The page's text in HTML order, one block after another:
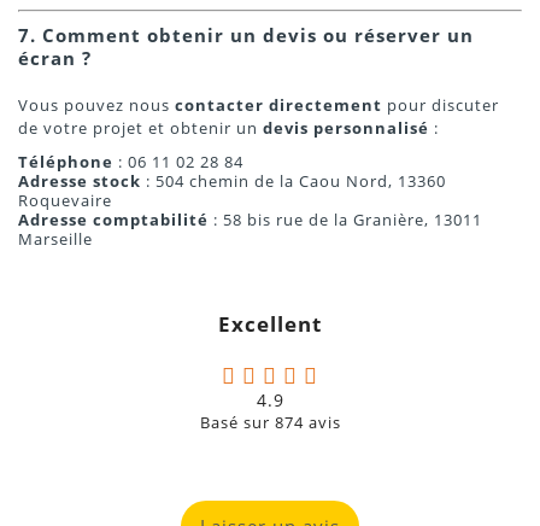
7. Comment obtenir un devis ou réserver un
écran ?
Vous pouvez nous contacter directement pour discuter
de votre projet et obtenir un devis personnalisé :
Téléphone : 06 11 02 28 84
Adresse stock : 504 chemin de la Caou Nord, 13360
Roquevaire
Adresse comptabilité : 58 bis rue de la Granière, 13011
Marseille
Excellent
4.9
Basé sur 874avis